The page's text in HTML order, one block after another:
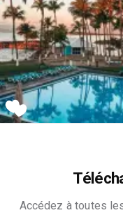
Accédez à toutes